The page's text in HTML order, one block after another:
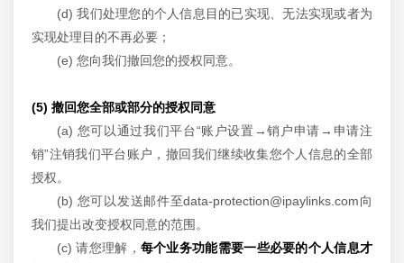
(d) 我们处理您的个人信息目的已实现、无法实现或者为
实现处理目的不再必要；
(e) 您向我们撤回您的授权同意。
(5) 撤回您全部或部分的授权同意
(a) 您可以通过我们平台“账户设置→销户申请→申请注
销”注销我们平台账户，撤回我们继续收集您个人信息的全部
授权。
(b) 您可以发送邮件至data-protection@ipaylinks.com向
我们提出改变授权同意的范围。
(c) 请您理解， 每个业务功能需要一些必要的个人信息才